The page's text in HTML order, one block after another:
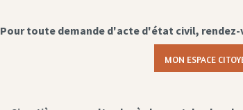
Pour toute demande d'acte d'état civil, rendez-
MON ESPACE